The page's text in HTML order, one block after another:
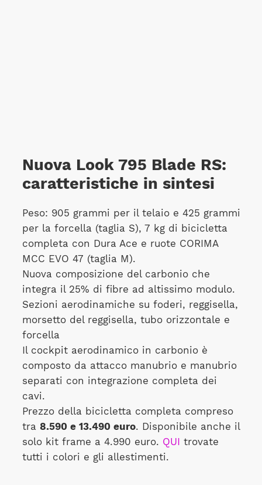
Nuova Look 795 Blade RS:
caratteristiche in sintesi
Peso: 905 grammi per il telaio e 425 grammi
per la forcella (taglia S), 7 kg di bicicletta
completa con Dura Ace e ruote CORIMA
MCC EVO 47 (taglia M).
Nuova composizione del carbonio che
integra il 25% di fibre ad altissimo modulo.
Sezioni aerodinamiche su foderi, reggisella,
morsetto del reggisella, tubo orizzontale e
forcella
Il cockpit aerodinamico in carbonio è
composto da attacco manubrio e manubrio
separati con integrazione completa dei
cavi.
Prezzo della bicicletta completa compreso
tra 8.590 e 13.490 euro. Disponibile anche il
solo kit frame a 4.990 euro. QUI
trovate
tutti i colori e gli allestimenti.